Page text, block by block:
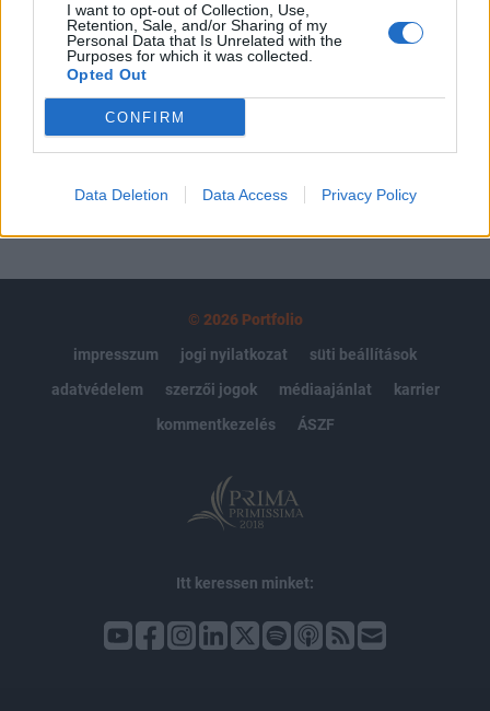
I want to opt-out of Collection, Use,
Retention, Sale, and/or Sharing of my
Personal Data that Is Unrelated with the
Purposes for which it was collected.
Opted Out
CONFIRM
Data Deletion Data Access Privacy Policy
kötéslistái
MÁR ELŐFIZETŐNK VAGY?BEJELENTKEZÉS
© 2026 Portfolio
impresszum
jogi nyilatkozat
süti beállítások
adatvédelem
szerzői jogok médiaajánlat
karrier
kommentkezelés
ÁSZF
Itt keressen minket: